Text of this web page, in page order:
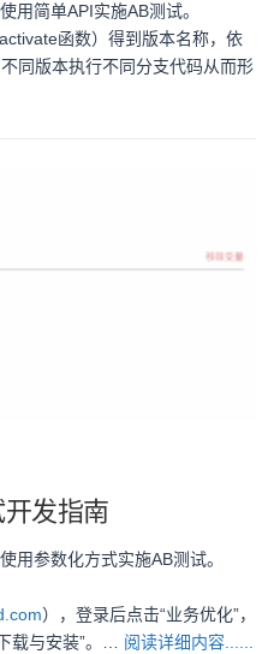
用简单API实施AB测试。
函数）得到版本名称，依
同版本执行不同分支代码从而形
发指南
用参数化方式实施AB测试。
），登录后点击“业务优化”，
载与安装”。… 阅读详细内容......